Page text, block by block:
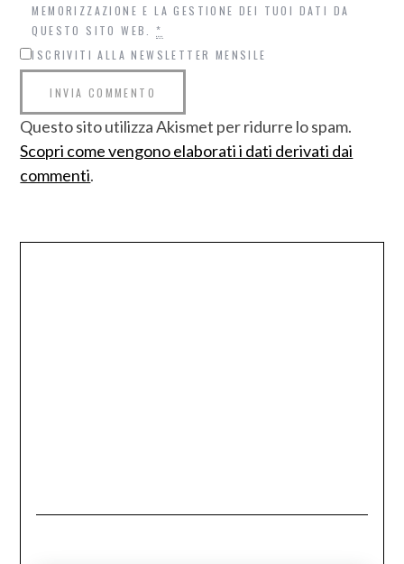
MEMORIZZAZIONE E LA GESTIONE DEI TUOI DATI DA
QUESTO SITO WEB.*
ISCRIVITI ALLA NEWSLETTER MENSILE
Questo sito utilizza Akismet per ridurre lo spam.
Scopri come vengono elaborati i dati derivati dai
commenti.